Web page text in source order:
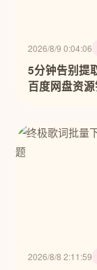
2026/8/9 0:04:06
5分钟告别提
百度网盘资
2026/8/8 2:11:59